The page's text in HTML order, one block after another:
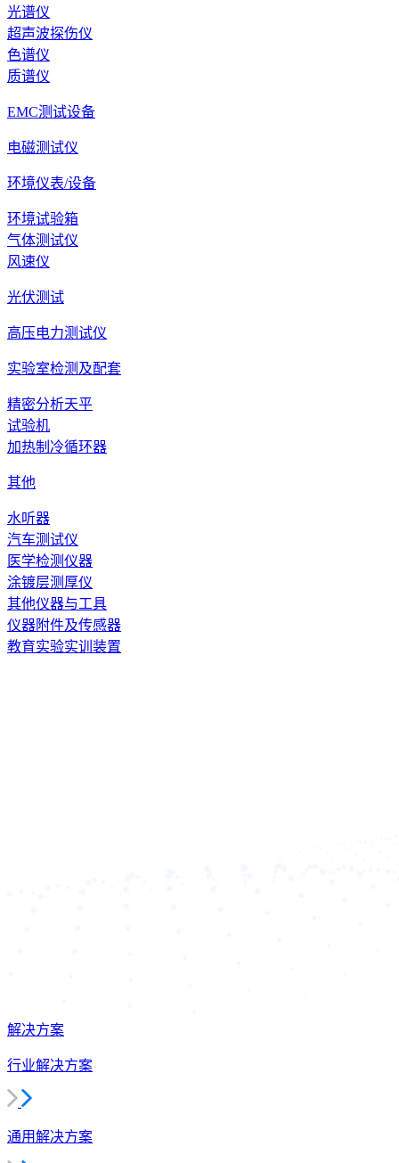
光谱仪
超声波探伤仪
色谱仪
质谱仪
EMC测试设备
电磁测试仪
环境仪表/设备
环境试验箱
气体测试仪
风速仪
光伏测试
高压电力测试仪
实验室检测及配套
精密分析天平
试验机
加热制冷循环器
其他
水听器
汽车测试仪
医学检测仪器
涂镀层测厚仪
其他仪器与工具
仪器附件及传感器
教育实验实训装置
解决方案
行业解决方案
通用解决方案